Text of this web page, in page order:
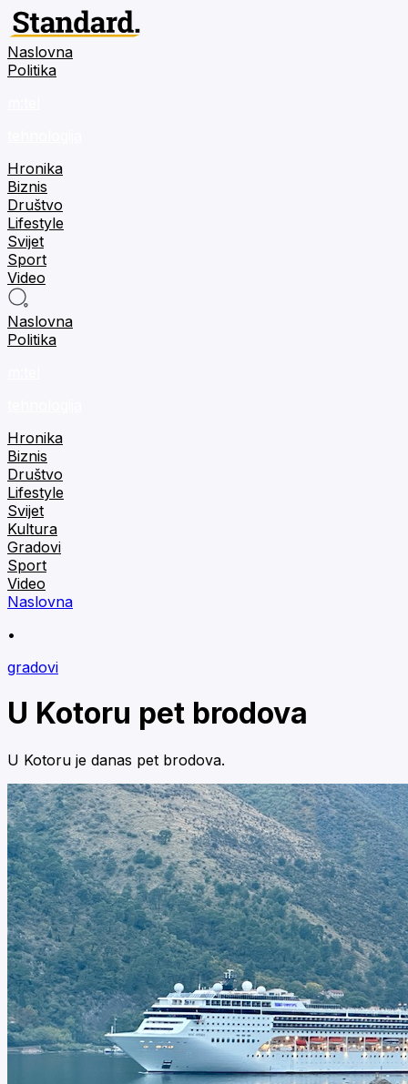
Naslovna
Politika
Hronika
Biznis
Društvo
Lifestyle
Svijet
Sport
Video
Naslovna
Politika
Hronika
Biznis
Društvo
Lifestyle
Svijet
Kultura
Gradovi
Sport
Video
Naslovna
•
gradovi
U Kotoru pet brodova
U Kotoru je danas pet brodova.